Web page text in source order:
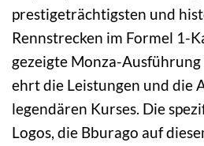
prestigeträchtigsten und
Rennstrecken im Formel 1-
gezeigte Monza-
ehrt die Leistungen und die
legendären Kurses. Die
Logos, die Bburago auf